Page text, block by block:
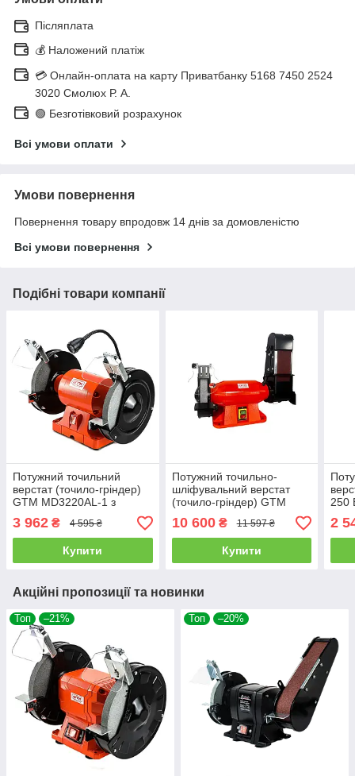
Післяплата
💰 Наложений платіж
💳 Онлайн-оплата на карту Приватбанку 5168 7450 2524
3020 Смолюх Р. А.
🟢 Безготівковий розрахунок
Всі умови оплати
Умови повернення
Повернення товару впродовж 14 днів за домовленістю
Всі умови повернення
Подібні товари компанії
Потужний точильний
верстат (точило-гріндер)
GTM MD3220AL-1 з
підсвічуванням : 400 Вт,
200 мм диск, безщітковий
(17514)
3 962 ₴ 4 595 ₴
Купити
Потужний точильно-
шліфувальний верстат
(точило-гріндер) GTM
MDB100/200HD : 900 Вт,
200 мм диск, стрічка
100x914 мм
10 600₴ 11 597 ₴
Купити
250
2
Акційні пропозиції та новинки
Топ –21% Топ –20%